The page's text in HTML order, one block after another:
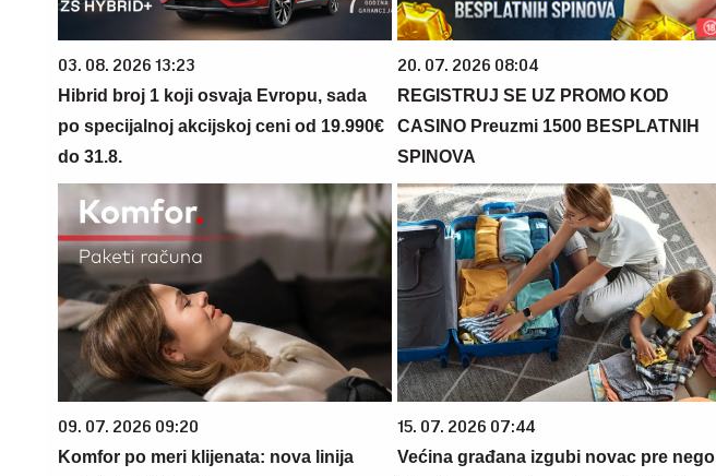
03. 08. 2026 13:23
Hibrid broj 1 koji osvaja Evropu, sada
po specijalnoj akcijskoj ceni od 19.990€
do 31.8.
20. 07. 2026 08:04
REGISTRUJ SE UZ PROMO KOD
CASINO Preuzmi 1500 BESPLATNIH
SPINOVA
09. 07. 2026 09:20
Komfor po meri klijenata: nova linija
15. 07. 2026 07:44
Većina građana izgubi novac pre nego